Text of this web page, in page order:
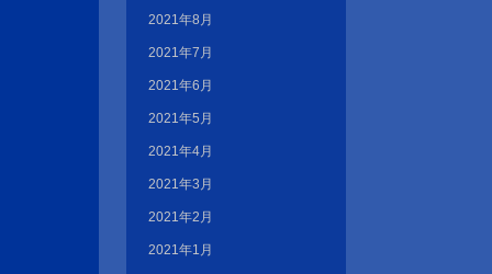
2021年8月
2021年7月
2021年6月
2021年5月
2021年4月
2021年3月
2021年2月
2021年1月